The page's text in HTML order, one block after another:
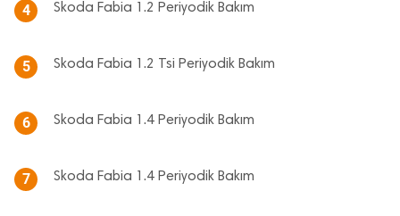
4 Skoda Fabia 1.2 Periyodik Bakım
5 Skoda Fabia 1.2 Tsi Periyodik Bakım
6 Skoda Fabia 1.4 Periyodik Bakım
7 Skoda Fabia 1.4 Periyodik Bakım